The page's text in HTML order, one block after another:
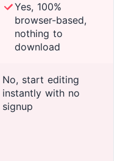
Yes, 100%
browser-based,
nothing to
download
No, start editing
instantly with no
signup